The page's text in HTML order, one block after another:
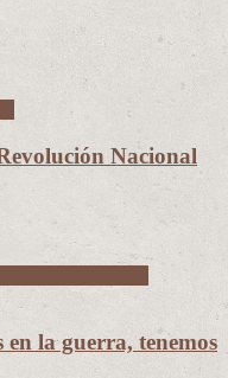
Nacional
en la guerra, tenemos